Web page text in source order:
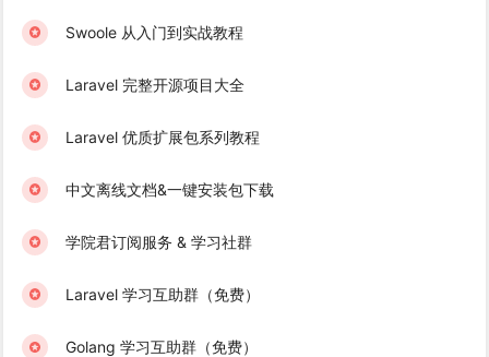
Swoole 从入门到实战教程
Laravel 完整开源项目大全
Laravel 优质扩展包系列教程
中文离线文档&一键安装包下载
学院君订阅服务 & 学习社群
Laravel 学习互助群（免费）
Golang 学习互助群（免费）